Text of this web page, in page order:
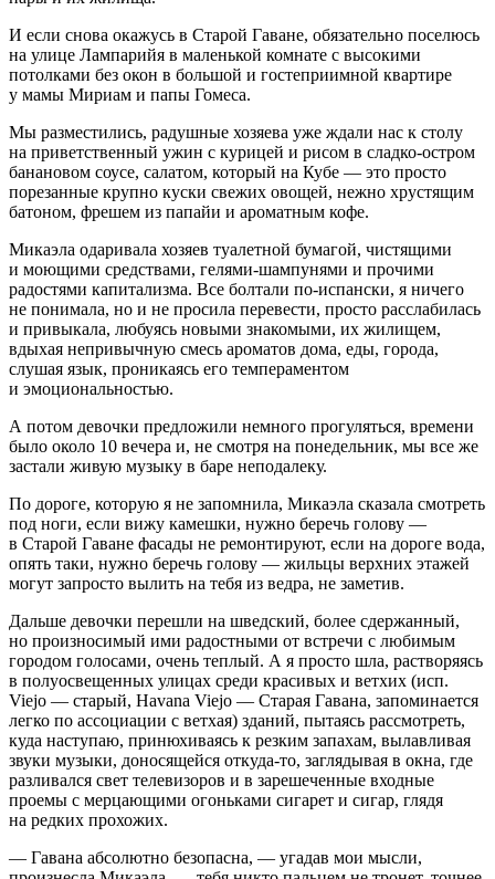
И если снова окажусь в Старой Гаване, обязательно поселюсь
на улице Лампарийя в маленькой комнате с высокими
потолками без окон в большой и гостеприимной квартире
у мамы Мириам и папы Гомеса.
Мы разместились, радушные хозяева уже ждали нас к столу
на приветственный ужин с курицей и рисом в сладко-остром
банановом соусе, салатом, который на Кубе — это просто
порезанные крупно куски свежих овощей, нежно хрустящим
батоном, фрешем из папайи и ароматным кофе.
Микаэла одаривала хозяев туалетной бумагой, чистящими
и моющими средствами, гелями-шампунями и прочими
радостями капитализма. Все болтали по-испански, я ничего
не понимала, но и не просила перевести, просто расслабилась
и привыкала, любуясь новыми знакомыми, их жилищем,
вдыхая непривычную смесь ароматов дома, еды, города,
слушая язык, проникаясь его темпераментом
и эмоциональностью.
А потом девочки предложили немного прогуляться, времени
было около 10 вечера и, не смотря на понедельник, мы все же
застали живую музыку в баре неподалеку.
По дороге, которую я не запомнила, Микаэла сказала смотреть
под ноги, если вижу камешки, нужно беречь голову —
в Старой Гаване фасады не ремонтируют, если на дороге вода,
опять таки, нужно беречь голову — жильцы верхних этажей
могут запросто вылить на тебя из ведра, не заметив.
Дальше девочки перешли на шведский, более сдержанный,
но произносимый ими радостными от встречи с любимым
городом голосами, очень теплый. А я просто шла, растворяясь
в полуосвещенных улицах среди красивых и ветхих (исп.
Viejo — старый, Havana Viejo — Старая Гавана, запоминается
легко по ассоциации с ветхая) зданий, пытаясь рассмотреть,
куда наступаю, принюхиваясь к резким запахам, вылавливая
звуки музыки, доносящейся откуда-то, заглядывая в окна, где
разливался свет телевизоров и в зарешеченные входные
проемы с мерцающими огоньками сигарет и сигар, глядя
на редких прохожих.
— Гавана абсолютно безопасна, — угадав мои мысли,